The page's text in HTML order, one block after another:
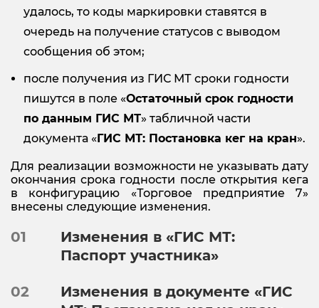
удалось, то коды маркировки ставятся в
очередь на получение статусов с выводом
сообщения об этом;
после получения из ГИС МТ сроки годности
пишутся в поле «Остаточный срок годности
по данным ГИС МТ» табличной части
документа « ГИС МТ: Постановка кег на кран».
Для реализации возможности не указывать дату
окончания срока годности после открытия кега
в конфигурацию «Торговое предприятие 7»
внесены следующие изменения.
01
Изменения в «ГИС МТ:
Паспорт участника»
02
Изменения в документе «ГИС